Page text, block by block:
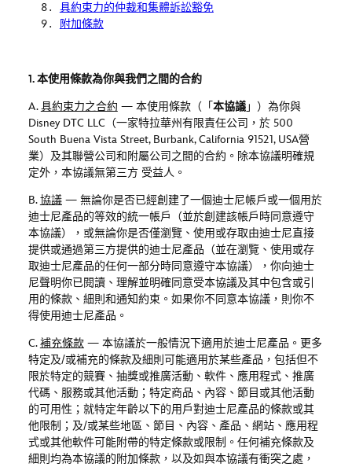
具約束力的仲裁和集體訴訟豁免
附加條款
1. 本使用條款為你與我們之間的合約
A.具約束力之合約 — 本使用條款（「本協議」）為你與
Disney DTC LLC（一家特拉華州有限責任公司，於 500
South Buena Vista Street, Burbank, California 91521, USA營
業）及其聯營公司和附屬公司之間的合約。除本協議明確規
定外，本協議無第三方 受益人。
B.協議 — 無論你是否已經創建了一個迪士尼帳戶或一個用於
迪士尼產品的等效的統一帳戶（並於創建該帳戶時同意遵守
本協議），或無論你是否僅瀏覽、使用或存取由迪士尼直接
提供或通過第三方提供的迪士尼產品（並在瀏覽、使用或存
取迪士尼產品的任何一部分時同意遵守本協議），你向迪士
尼聲明你已閱讀、理解並明確同意受本協議及其中包含或引
用的條款、細則和通知約束。如果你不同意本協議，則你不
得使用迪士尼產品。
C.補充條款 — 本協議於一般情況下適用於迪士尼產品。更多
特定及/或補充的條款及細則可能適用於某些產品，包括但不
限於特定的競賽、抽獎或推廣活動、軟件、應用程式、推廣
代碼、服務或其他活動；特定商品、內容、節目或其他活動
的可用性；就特定年齡以下的用戶對迪士尼產品的條款或其
他限制；及/或某些地區、節目、內容、產品、網站、應用程
式或其他軟件可能附帶的特定條款或限制。任何補充條款及
細則均為本協議的附加條款，以及如與本協議有衝突之處，